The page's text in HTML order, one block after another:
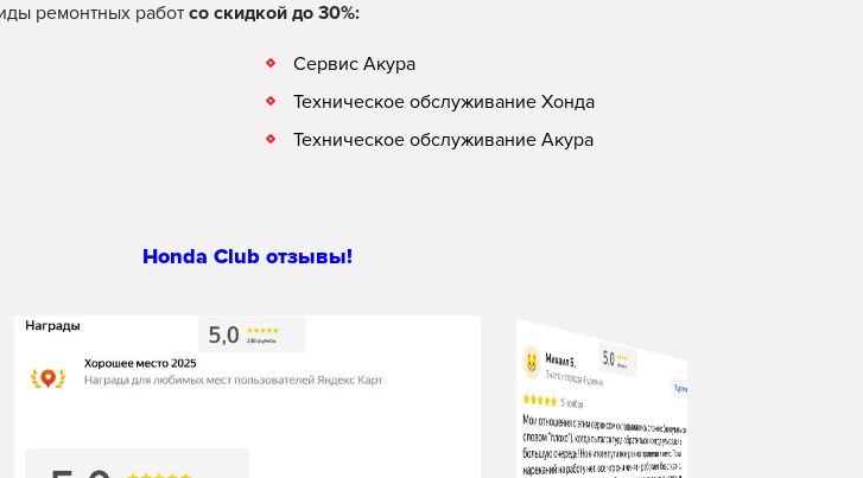
ремонтных работсо скидкой до 30%:
Сервис Акура
Техническое обслуживание Хонда
Техническое обслуживание Акура
Honda Club отзывы!